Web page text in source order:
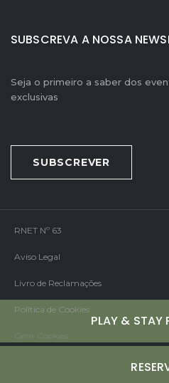
PLAY & STAY
SUBSCREVA A NOSSA
Seja o primeiro a saber dos
exclusivas
SUBSCREVER
RNET Nº 63
Aviso Legal
Livro de Reclamações
Política de Cookies
Gerir Cookies